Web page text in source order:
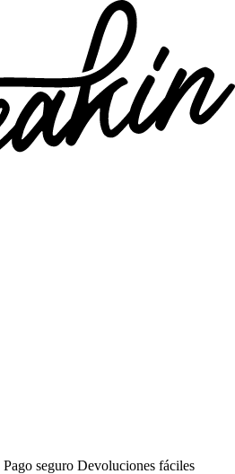
Pago seguro Devoluciones fáciles